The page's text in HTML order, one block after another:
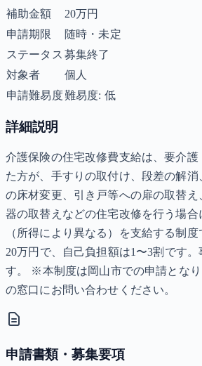
補助金額
20万円
申請期限
随時・未定
ステータス 募集終了
対象者
個人
申請難易度難易度: 低
詳細説明
介護保険の住宅改修費支給は、要介護
た方が、手すりの取付け、段差の解
の床材変更、引き戸等への扉の取替え
器の取替えなどの住宅改修を行う場合
（所得により異なる）を支給する制
20万円で、自己負担額は1〜3割です
す。 ※本制度は岡山市での申請とな
の窓口にお問い合わせください。
申請書類・募集要項